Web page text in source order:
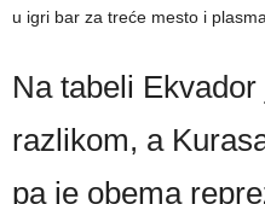
u igri bar za treće mesto i
Na tabeli
razlikom, a
pa je obema